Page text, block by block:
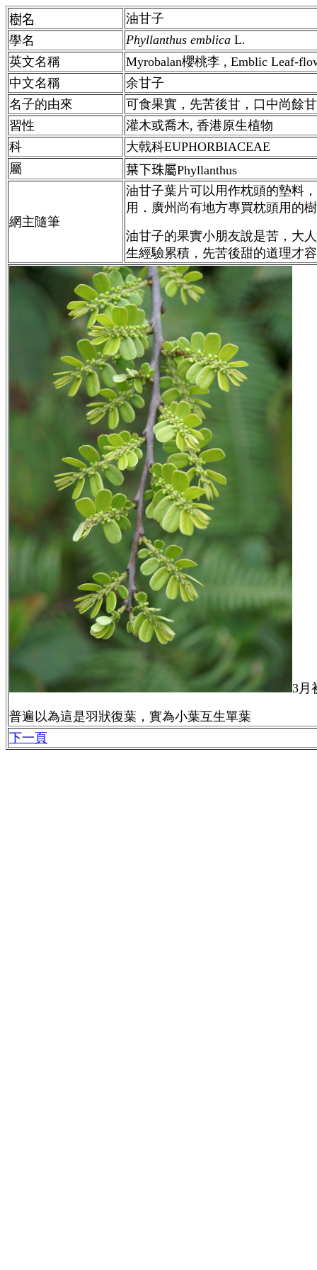
樹名
油甘子
學名
Phyllanthus emblica L.
英文名稱
Myrobalan櫻桃李 , Emblic Leaf-
中文名稱
余甘子
名子的由來
可食果實，先苦後甘，口中尚餘
習性
灌木或喬木, 香港原生植物
科
大戟科EUPHORBIACEAE
屬
葉下珠屬Phyllanthus
網主隨筆
油甘子葉片可以用作枕頭的墊料
用．廣州尚有地方專買枕頭用的
油甘子的果實小朋友說是苦，大
生經驗累積，先苦後甜的道理才
3月
普遍以為這是羽狀復葉，實為小葉互生單葉
下一頁